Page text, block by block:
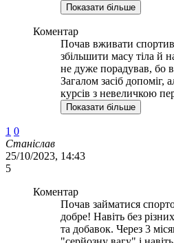
Показати більше
Коментар
Почав вживати
збільшити масу тіла й
не дуже порадував, бо
Загалом засіб допоміг,
курсів з невеличкою
Показати більше
1 0
Станіслав
25/10/2023, 14:43
5
Коментар
Почав займатися
добре! Навіть без
та добавок. Через 3